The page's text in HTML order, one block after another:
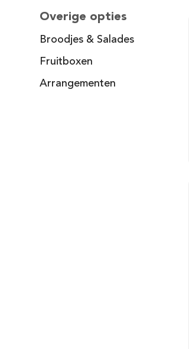
Overige opties
Broodjes & Salades
Fruitboxen
Arrangementen